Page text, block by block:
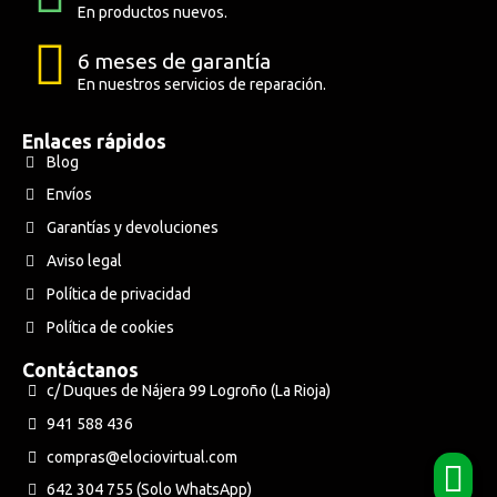
En productos nuevos.
6 meses de garantía
En nuestros servicios de reparación.
Enlaces rápidos
Blog
Envíos
Garantías y devoluciones
Aviso legal
Política de privacidad
Política de cookies
Contáctanos
c/ Duques de Nájera 99 Logroño (La Rioja)
941 588 436
compras@elociovirtual.com
642 304 755 (Solo WhatsApp)